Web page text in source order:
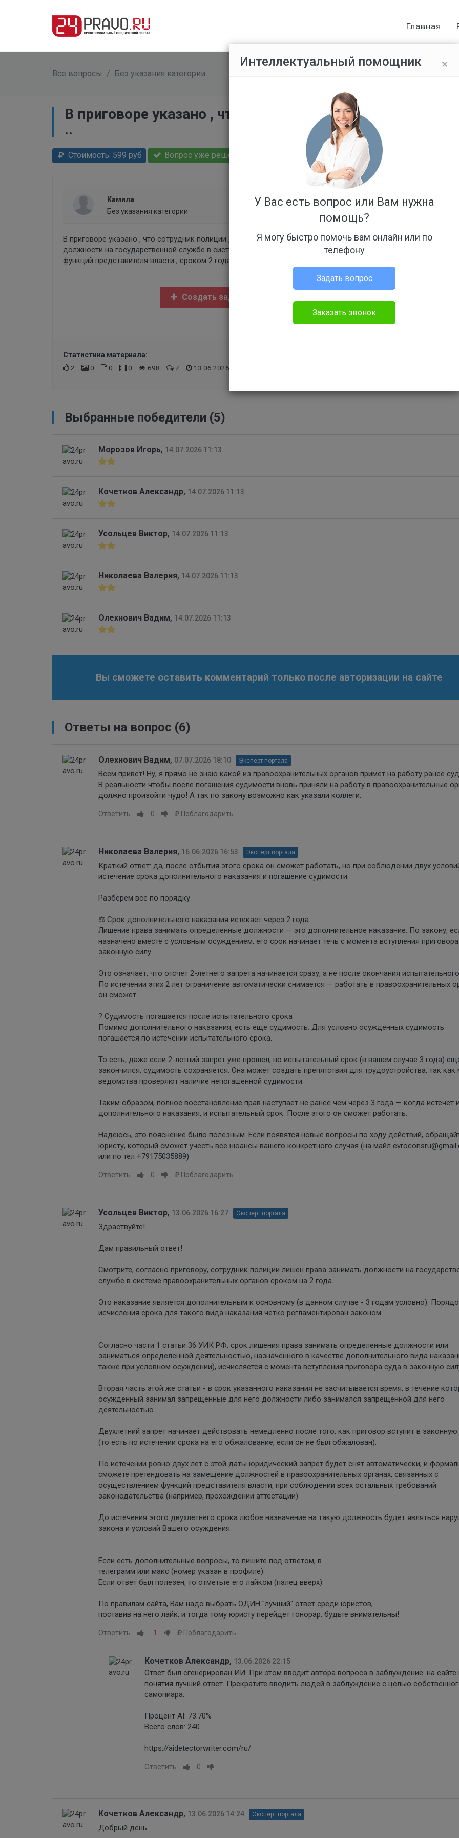
Главная
Все вопросы / Без указания категории
В приговоре указано , что сотрудник полиции ,
..
Стоимость: 599 руб Вопрос уже решен
Камила
Без указания категории
В приговоре указано , что сотрудник полиции , получивший срок 3 года условно , лишается права занимать
должности на государственной службе в системе правоохранительных органов , связанные с
функций представителя власти , сроком 2 года , получается спустя два года он сможет работать ?
Создать задание
Статистика материала:
2
0 0 0 698 7 13.06.2026 13:19
Выбранные победители (5)
Морозов Игорь, 14.07.2026 11:13
Кочетков Александр, 14.07.2026 11:13
Усольцев Виктор, 14.07.2026 11:13
Николаева Валерия, 14.07.2026 11:13
Олехнович Вадим, 14.07.2026 11:13
Вы сможете оставить комментарий только после авторизации на сайте
Ответы на вопрос (6)
Олехнович Вадим, 07.07.2026 18:10 Эксперт портала
Всем привет! Ну, я прямо не знаю какой из правоохранительных органов примет на работу ранее
В реальности чтобы после погашения судимости вновь приняли на работу в правоохранительные
должно произойти чудо! А так по закону возможно как указали коллеги.
Ответить 0 Поблагодарить
Николаева Валерия, 16.06.2026 16:53 Эксперт портала
Краткий ответ: да, после отбытия этого срока он сможет работать, но при соблюдении двух
истечение срока дополнительного наказания и погашение судимости.
Разберем все по порядку.
⚖️ Срок дополнительного наказания истекает через 2 года
Лишение права занимать определенные должности — это дополнительное наказание. По закону,
назначено вместе с условным осуждением, его срок начинает течь с момента вступления
законную силу.
Это означает, что отсчет 2-летнего запрета начинается сразу, а не после окончания
По истечении этих 2 лет ограничение автоматически снимается — работать в правоохранительных
он сможет.
? Судимость погашается после испытательного срока
Помимо дополнительного наказания, есть еще судимость. Для условно осужденных судимость
погашается по истечении испытательного срока.
То есть, даже если 2-летний запрет уже прошел, но испытательный срок (в вашем случае 3 года)
закончился, судимость сохраняется. Она может создать препятствия для трудоустройства, так как
ведомства проверяют наличие непогашенной судимости.
Таким образом, полное восстановление прав наступает не ранее чем через 3 года — когда истечет
дополнительного наказания, и испытательный срок. После этого он сможет работать.
Надеюсь, это пояснение было полезным. Если появятся новые вопросы по ходу действий,
юристу, который сможет учесть все нюансы вашего конкретного случая (на майл
или по тел +79175035889)
Ответить 0 Поблагодарить
Усольцев Виктор, 13.06.2026 16:27 Эксперт портала
Здраствуйте!
Дам правильный ответ!
Смотрите, согласно приговору, сотрудник полиции лишен права занимать должности на
службе в системе правоохранительных органов сроком на 2 года.
Это наказание является дополнительным к основному (в данном случае - 3 годам условно).
исчисления срока для такого вида наказания четко регламентирован законом.
Согласно части 1 статьи 36 УИК РФ, срок лишения права занимать определенные должности или
заниматься определенной деятельностью, назначенного в качестве дополнительного вида
также при условном осуждении), исчисляется с момента вступления приговора суда в законную
Вторая часть этой же статьи - в срок указанного наказания не засчитывается время, в течение
осужденный занимал запрещенные для него должности либо занимался запрещенной для него
деятельностью.
Двухлетний запрет начинает действовать немедленно после того, как приговор вступит в законную
(то есть по истечении срока на его обжалование, если он не был обжалован).
По истечении ровно двух лет с этой даты юридический запрет будет снят автоматически, и
сможете претендовать на замещение должностей в правоохранительных органах, связанных с
осуществлением функций представителя власти, при соблюдении всех остальных требований
законодательства (например, прохождении аттестации).
До истечения этого двухлетнего срока любое назначение на такую должность будет являться
закона и условий Вашего осуждения.
Если есть дополнительные вопросы, то пишите под ответом, в
телеграмм или макс (номер указан в профиле).
Если ответ был полезен, то отметьте его лайком (палец вверх).
По правилам сайта, Вам надо выбрать ОДИН "лучший" ответ среди юристов,
поставив на него лайк, и тогда тому юристу перейдет гонорар, будьте внимательны!
Ответить -1 Поблагодарить
Кочетков Александр, 13.06.2026 22:15
Ответ был сгенерирован ИИ. При этом вводит автора вопроса в заблуждение: на сайте
понятия лучший ответ. Прекратите вводить людей в заблуждение с целью
самопиара.
Процент AI: 73.70%
Всего слов: 240
https://aidetectorwriter.com/ru/
Ответить 0
Кочетков Александр, 13.06.2026 14:24 Эксперт портала
Добрый день.
×
Интеллектуальный помощник
У Вас есть вопрос или Вам нужна
помощь?
Я могу быстро помочь вам онлайн или по
телефону
Задать вопрос
Заказать звонок